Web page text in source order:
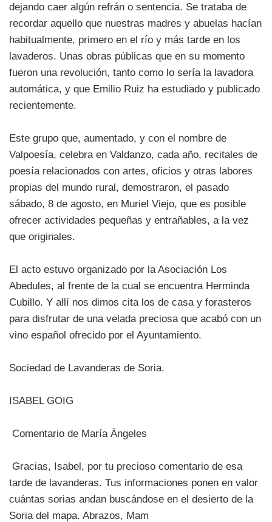
dejando caer algún refrán o sentencia. Se trataba de
recordar aquello que nuestras madres y abuelas hacían
habitualmente, primero en el río y más tarde en los
lavaderos. Unas obras públicas que en su momento
fueron una revolución, tanto como lo sería la lavadora
automática, y que Emilio Ruiz ha estudiado y publicado
recientemente.
Este grupo que, aumentado, y con el nombre de
Valpoesía, celebra en Valdanzo, cada año, recitales de
poesía relacionados con artes, oficios y otras labores
propias del mundo rural, demostraron, el pasado
sábado, 8 de agosto, en Muriel Viejo, que es posible
ofrecer actividades pequeñas y entrañables, a la vez
que originales.
El acto estuvo organizado por la Asociación Los
Abedules, al frente de la cual se encuentra Herminda
Cubillo. Y allí nos dimos cita los de casa y forasteros
para disfrutar de una velada preciosa que acabó con un
vino español ofrecido por el Ayuntamiento.
Sociedad de Lavanderas de Soria.
ISABEL GOIG
Comentario de María Ángeles
Gracias, Isabel, por tu precioso comentario de esa
tarde de lavanderas. Tus informaciones ponen en valor
cuántas sorias andan buscándose en el desierto de la
Soria del mapa. Abrazos, Mam